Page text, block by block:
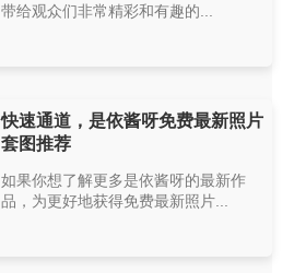
带给观众们非常精彩和有趣的...
快速通道，是依酱呀免费最新照片
套图推荐
如果你想了解更多是依酱呀的最新作
品，为更好地获得免费最新照片...